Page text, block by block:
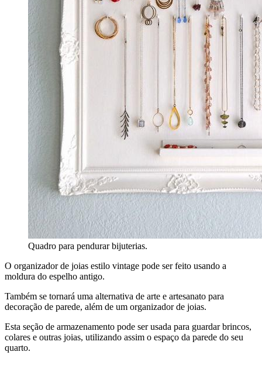
Quadro para pendurar bijuterias.
O organizador de joias estilo vintage pode ser feito usando a
moldura do espelho antigo.
Também se tornará uma alternativa de arte e artesanato para
decoração de parede, além de um organizador de joias.
Esta seção de armazenamento pode ser usada para guardar brincos,
colares e outras joias, utilizando assim o espaço da parede do seu
quarto.